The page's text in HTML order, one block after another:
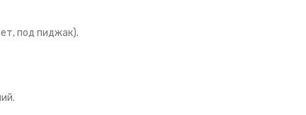
под пиджак).